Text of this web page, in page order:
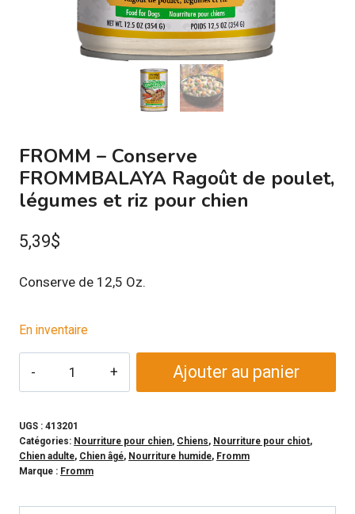
FROMM – Conserve
FROMMBALAYA Ragoût de poulet,
légumes et riz pour chien
5,39$
Conserve de 12,5 Oz.
En inventaire
-
Conserve
FROMMBALAYA
Ajouter au panier
UGS : 413201
Catégories: Nourriture pour chien, Chiens, Nourriture pour chiot,
Chien adulte, Chien âgé, Nourriture humide, Fromm
Marque : Fromm